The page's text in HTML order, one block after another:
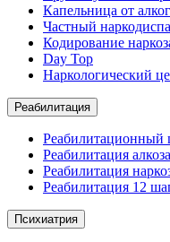
Капельница от
Частный
Кодирование
Day Top
Наркологический
Реабилитация
Реабилитационный
Реабилитация
Реабилитация
Реабилитация 12
Психиатрия